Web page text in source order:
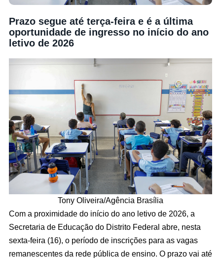
Prazo segue até terça-feira e é a última
oportunidade de ingresso no início do ano
letivo de 2026
Tony Oliveira/Agência Brasília
Com a proximidade do início do ano letivo de 2026, a
Secretaria de Educação do Distrito Federal abre, nesta
sexta-feira (16), o período de inscrições para as vagas
remanescentes da rede pública de ensino. O prazo vai até